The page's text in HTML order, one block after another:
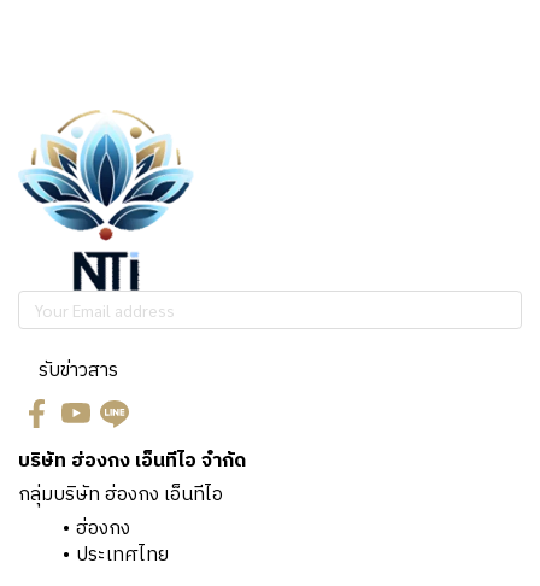
รับข่าวสาร
บริษัท ฮ่องกง เอ็นทีไอ จำกัด
กลุ่มบริษัท ฮ่องกง เอ็นทีไอ
ฮ่องกง
ประเทศไทย